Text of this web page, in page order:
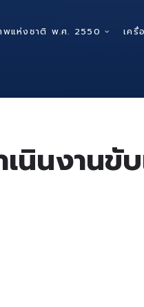
พแห่งชาติ พ.ศ. 2550 เครื่
นินงานขั